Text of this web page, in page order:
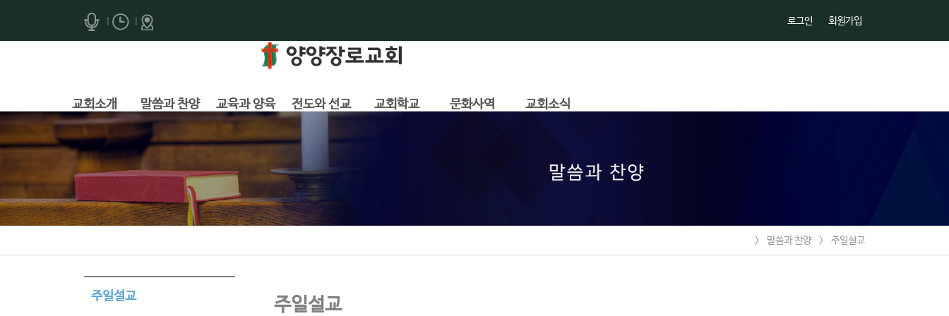
로그인 회원가입
교회소개 말씀과 찬양 교육과 양육 전도와 선교 교회학교 문화사역 교회소식
> 말씀과 찬양 > 주일설교
주일설교 주일설교